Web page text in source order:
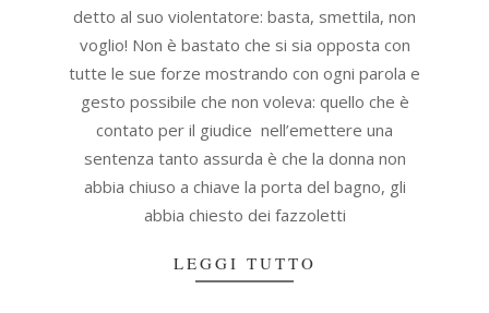
detto al suo violentatore: basta, smettila, non
voglio! Non è bastato che si sia opposta con
tutte le sue forze mostrando con ogni parola e
gesto possibile che non voleva: quello che è
contato per il giudice nell’emettere una
sentenza tanto assurda è che la donna non
abbia chiuso a chiave la porta del bagno, gli
abbia chiesto dei fazzoletti
LEGGI TUTTO